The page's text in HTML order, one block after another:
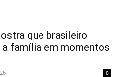
que brasileiro
a família em momentos
0